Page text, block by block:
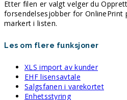
Etter filen er valgt velger du
forsendelsesjobber for OnlinePrint
markert i listen.
Les om flere funksjoner
XLS import av kunder
EHF lisensavtale
Salgsfanen i varekortet
Enhetsstyring